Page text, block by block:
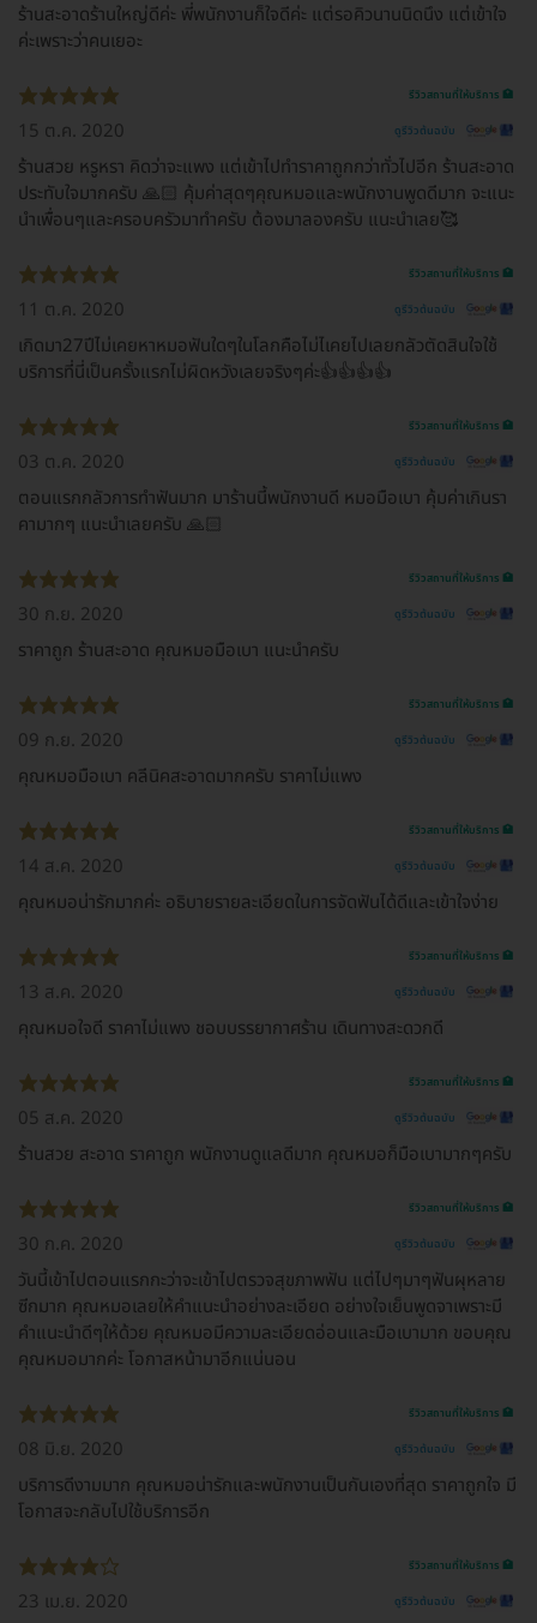
ร้านสะอาดร้านใหญ่ดีค่ะ พี่พนักงานก็ใจดีค่ะ แต่รอคิวนานนิดนึง แต่เข้าใจ
ค่ะเพราะว่าคนเยอะ
รีวิวสถานที่ให้บริการ 🏥
15 ต.ค. 2020 ดูรีวิวต้นฉบับ
ร้านสวย หรูหรา คิดว่าจะแพง แต่เข้าไปทำราคาถูกกว่าทั่วไปอีก ร้านสะอาด
ประทับใจมากครับ 🙏🏻 คุ้มค่าสุดๆคุณหมอและพนักงานพูดดีมาก จะแนะ
นำเพื่อนๆและครอบครัวมาทำครับ ต้องมาลองครับ แนะนำเลย🥰
รีวิวสถานที่ให้บริการ 🏥
11 ต.ค. 2020 ดูรีวิวต้นฉบับ
เกิดมา27ปีไม่เคยหาหมอฟันใดๆในโลกคือไม่ไเคยไปเลยกลัวตัดสินใจใช้
บริการที่นี่เป็นครั้งแรกไม่ผิดหวังเลยจริงๆค่ะ👍👍👍👍
รีวิวสถานที่ให้บริการ 🏥
03 ต.ค. 2020 ดูรีวิวต้นฉบับ
ตอนแรกกลัวการทำฟันมาก มาร้านนี้พนักงานดี หมอมือเบา คุ้มค่าเกินรา
คามากๆ แนะนำเลยครับ 🙏🏻
รีวิวสถานที่ให้บริการ 🏥
30 ก.ย. 2020 ดูรีวิวต้นฉบับ
ราคาถูก ร้านสะอาด คุณหมอมือเบา แนะนำครับ
รีวิวสถานที่ให้บริการ 🏥
09 ก.ย. 2020 ดูรีวิวต้นฉบับ
คุณหมอมือเบา คลีนิคสะอาดมากครับ ราคาไม่แพง
รีวิวสถานที่ให้บริการ 🏥
14 ส.ค. 2020 ดูรีวิวต้นฉบับ
คุณหมอน่ารักมากค่ะ อธิบายรายละเอียดในการจัดฟันได้ดีและเข้าใจง่าย
รีวิวสถานที่ให้บริการ 🏥
13 ส.ค. 2020 ดูรีวิวต้นฉบับ
คุณหมอใจดี ราคาไม่แพง ชอบบรรยากาศร้าน เดินทางสะดวกดี
รีวิวสถานที่ให้บริการ 🏥
05 ส.ค. 2020 ดูรีวิวต้นฉบับ
ร้านสวย สะอาด ราคาถูก พนักงานดูแลดีมาก คุณหมอก็มือเบามากๆครับ
รีวิวสถานที่ให้บริการ 🏥
30 ก.ค. 2020 ดูรีวิวต้นฉบับ
วันนี้เข้าไปตอนแรกกะว่าจะเข้าไปตรวจสุขภาพฟัน แต่ไปๆมาๆฟันผุหลาย
ซีกมาก คุณหมอเลยให้คำแนะนำอย่างละเอียด อย่างใจเย็นพูดจาเพราะมี
คำแนะนำดีๆให้ด้วย คุณหมอมีความละเอียดอ่อนและมือเบามาก ขอบคุณ
คุณหมอมากค่ะ โอกาสหน้ามาอีกแน่นอน
รีวิวสถานที่ให้บริการ 🏥
08 มิ.ย. 2020 ดูรีวิวต้นฉบับ
บริการดีงามมาก คุณหมอน่ารักและพนักงานเป็นกันเองที่สุด ราคาถูกใจ มี
โอกาสจะกลับไปใช้บริการอีก
รีวิวสถานที่ให้บริการ 🏥
23 เม.ย. 2020 ดูรีวิวต้นฉบับ